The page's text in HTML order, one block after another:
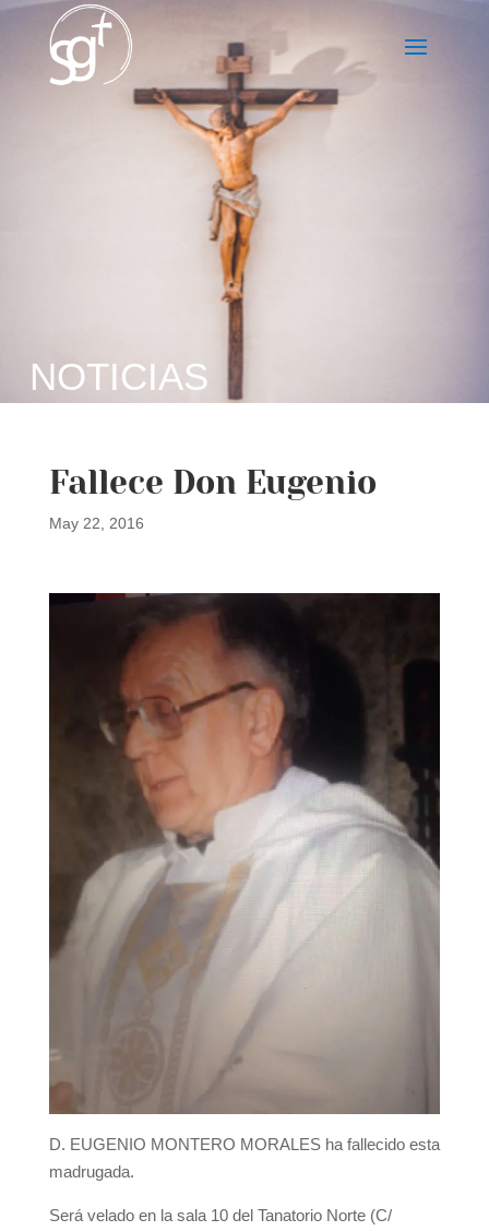
NOTICIAS
Fallece Don Eugenio
May 22, 2016
D. EUGENIO MONTERO MORALES ha fallecido esta
madrugada.
Será velado en la sala 10 del Tanatorio Norte (C/